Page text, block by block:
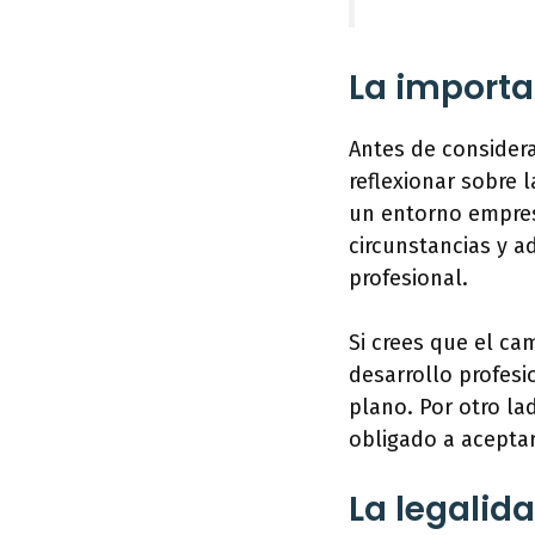
La
Antes de
reflexionar sobre
un entorno
circunstancias y
profesional.
Si crees que el
desarrollo
plano. Por otro
obligado a
La